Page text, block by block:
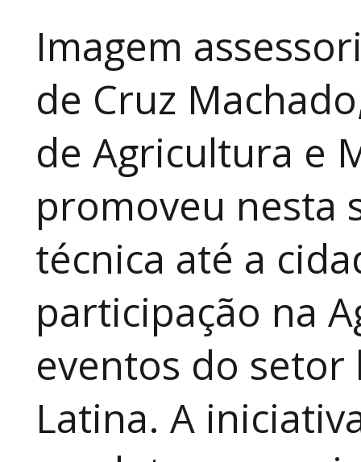
Imagem
de Cruz
de Agricultura e
promoveu nesta
técnica até a
participação na
eventos do
Latina. A